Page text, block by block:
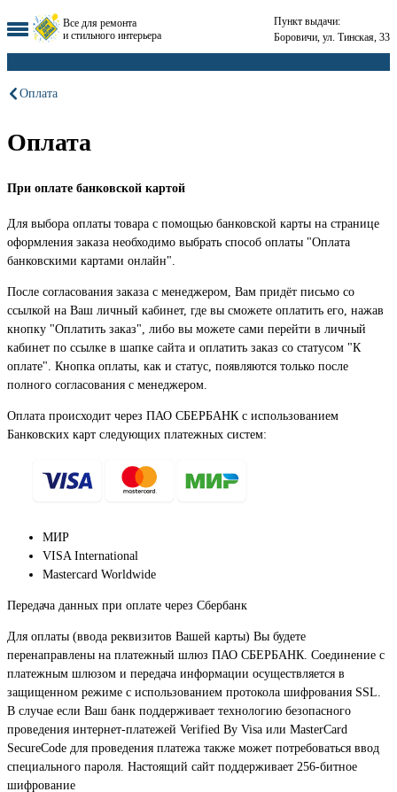
Все для ремонта
и стильного интерьера
Пункт выдачи:
Боровичи, ул. Тинская, 33
Оплата
Оплата
При оплате банковской картой
Для выбора оплаты товара с помощью банковской карты на странице
оформления заказа необходимо выбрать способ оплаты "Оплата
банковскими картами онлайн".
После согласования заказа с менеджером, Вам придёт письмо со
ссылкой на Ваш личный кабинет, где вы сможете оплатить его, нажав
кнопку "Оплатить заказ", либо вы можете сами перейти в личный
кабинет по ссылке в шапке сайта и оплатить заказ со статусом "К
оплате". Кнопка оплаты, как и статус, появляются только после
полного согласования с менеджером.
Оплата происходит через ПАО СБЕРБАНК с использованием
Банковских карт следующих платежных систем:
МИР
VISA International
Mastercard Worldwide
Передача данных при оплате через Сбербанк
Для оплаты (ввода реквизитов Вашей карты) Вы будете
перенаправлены на платежный шлюз ПАО СБЕРБАНК. Соединение с
платежным шлюзом и передача информации осуществляется в
защищенном режиме с использованием протокола шифрования SSL.
В случае если Ваш банк поддерживает технологию безопасного
проведения интернет-платежей Verified By Visa или MasterCard
SecureCode для проведения платежа также может потребоваться ввод
специального пароля. Настоящий сайт поддерживает 256-битное
шифрование